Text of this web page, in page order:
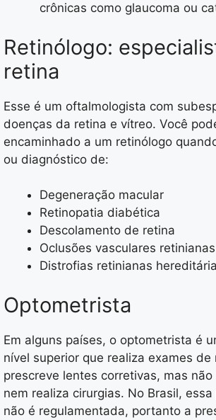
crônicas como glaucoma ou
Retinólogo:
retina
Esse é um oftalmologista com
doenças da retina e vítreo. Você
encaminhado a um retinólogo
ou diagnóstico de:
Degeneração macular
Retinopatia diabética
Descolamento de retina
Oclusões vasculares retinianas
Distrofias retinianas
Optometrista
Em alguns países, o optometrista é
nível superior que realiza exames de
prescreve lentes corretivas, mas
nem realiza cirurgias. No Brasil,
não é regulamentada, portanto a